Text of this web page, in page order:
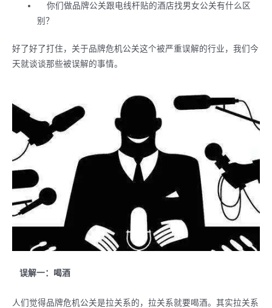
你们做品牌公关跟电线杆贴的酒店找男女公关有什么区
别？
好了好了打住，关于品牌危机公关这个被严重误解的行业，我们今
天就谈谈那些被误解的事情。
误解一：喝酒
人们觉得品牌危机公关是拉关系的，拉关系就要喝酒。其实拉关系